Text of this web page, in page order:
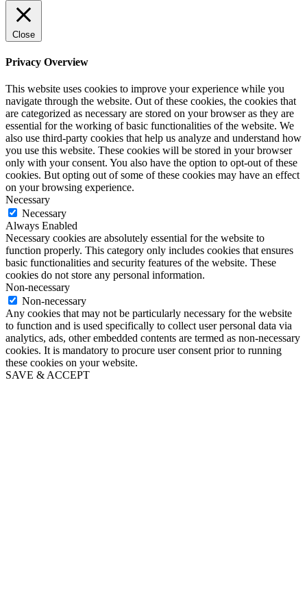
Close
Privacy Overview
This website uses cookies to improve your experience while you
navigate through the website. Out of these cookies, the cookies that
are categorized as necessary are stored on your browser as they are
essential for the working of basic functionalities of the website. We
also use third-party cookies that help us analyze and understand how
you use this website. These cookies will be stored in your browser
only with your consent. You also have the option to opt-out of these
cookies. But opting out of some of these cookies may have an effect
on your browsing experience.
Necessary
Necessary
Always Enabled
Necessary cookies are absolutely essential for the website to
function properly. This category only includes cookies that ensures
basic functionalities and security features of the website. These
cookies do not store any personal information.
Non-necessary
Non-necessary
Any cookies that may not be particularly necessary for the website
to function and is used specifically to collect user personal data via
analytics, ads, other embedded contents are termed as non-necessary
cookies. It is mandatory to procure user consent prior to running
these cookies on your website.
SAVE & ACCEPT